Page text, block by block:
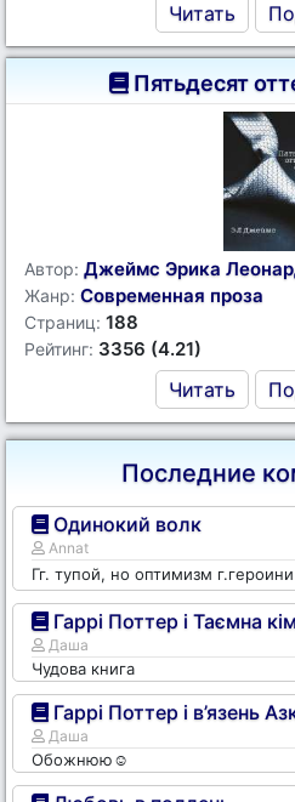
Читать
Пятьдесят
Автор: Джеймс Эрика
Жанр: Современная проза
Страниц: 188
Рейтинг: 3356 (4.21)
Читать
Последние
Одинокий волк
Annat
Гг. тупой, но оптимизм
Гаррі Поттер і Таємна
Даша
Чудова книга
Гаррі Поттер і в’язень
Даша
Обожнюю☺️